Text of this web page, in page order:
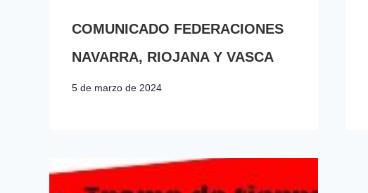
COMUNICADO FEDERACIONES
NAVARRA, RIOJANA Y VASCA
5 de marzo de 2024